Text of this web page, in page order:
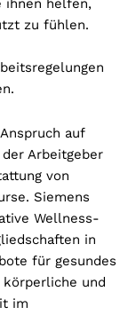
ihnen helfen,
zu fühlen.
auf
Arbeitgeber
von
Siemens
Wellness-
in
für gesundes
und
im